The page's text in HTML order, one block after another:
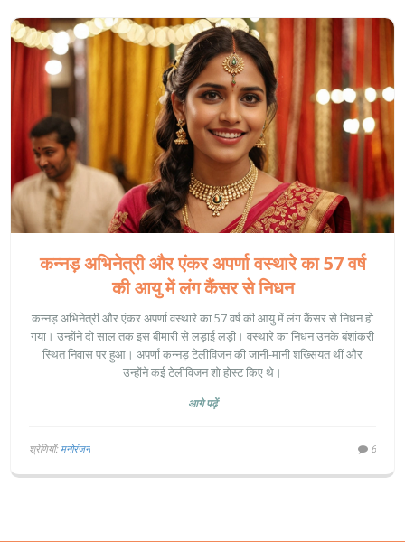
कन्नड़ अभिनेत्री और एंकर अपर्णा वस्थारे का 57 वर्ष
की आयु में लंग कैंसर से निधन
कन्नड़ अभिनेत्री और एंकर अपर्णा वस्थारे का 57 वर्ष की आयु में लंग कैंसर से निधन हो
गया। उन्होंने दो साल तक इस बीमारी से लड़ाई लड़ी। वस्थारे का निधन उनके बंशांकरी
स्थित निवास पर हुआ। अपर्णा कन्नड़ टेलीविजन की जानी-मानी शख्सियत थीं और
उन्होंने कई टेलीविजन शो होस्ट किए थे।
आगे पढ़ें
श्रेणियाँ: मनोरंजन 6